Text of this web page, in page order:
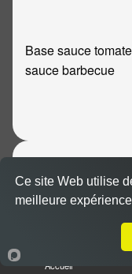
Base sauce
sauce barbecue
Pizza mexicaine
Dès10.00 €
Base sauce
terre, ananas,
Accueil
Ce site Web utilise
meilleure